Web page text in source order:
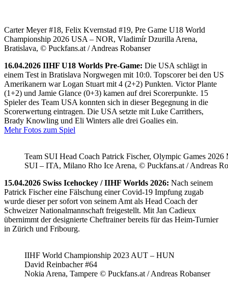
Carter Meyer #18, Felix Kvernstad #19, Pre Game U18 World
Championship 2026 USA – NOR, Vladimír Dzurilla Arena,
Bratislava, © Puckfans.at / Andreas Robanser
16.04.2026 IIHF U18 Worlds Pre-Game: Die USA schlägt in
einem Test in Bratislava Norgwegen mit 10:0. Topscorer bei den US
Amerikanern war Logan Stuart mit 4 (2+2) Punkten. Victor Plante
(1+2) und Jamie Glance (0+3) kamen auf drei Scorerpunkte. 15
Spieler des Team USA konnten sich in dieser Begegnung in die
Scorerwertung eintragen. Die USA setzte mit Luke Carrithers,
Brady Knowling und Eli Winters alle drei Goalies ein.
Mehr Fotos zum Spiel
Team SUI Head Coach Patrick Fischer, Olympic Games 2026
SUI – ITA, Milano Rho Ice Arena, © Puckfans.at / Andreas
15.04.2026 Swiss Icehockey / IIHF Worlds 2026: Nach seinem
Patrick Fischer eine Fälschung einer Covid-19 Impfung zugab
wurde dieser per sofort von seinem Amt als Head Coach der
Schweizer Nationalmannschaft freigestellt. Mit Jan Cadieux
übernimmt der designierte Cheftrainer bereits für das Heim-Turnier
in Zürich und Fribourg.
IIHF World Championship 2023 AUT – HUN
David Reinbacher #64
Nokia Arena, Tampere © Puckfans.at / Andreas Robanser